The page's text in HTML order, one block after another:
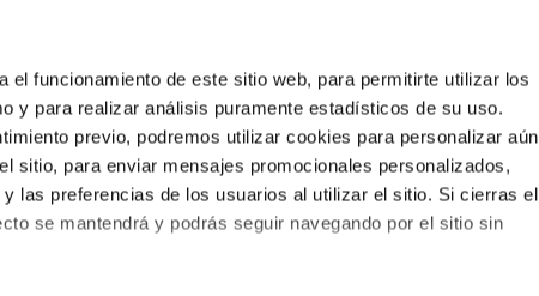
el funcionamiento de este sitio web, para permitirte utilizar los
y para realizar análisis puramente estadísticos de su uso.
previo, podremos utilizar cookies para personalizar aún
sitio, para enviar mensajes promocionales personalizados,
las preferencias de los usuarios al utilizar el sitio. Si cierras el
se mantendrá y podrás seguir navegando por el sitio sin